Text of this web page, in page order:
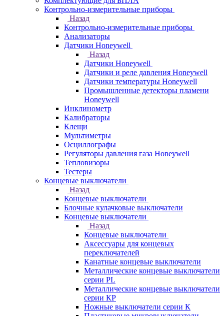
Контрольно-измерительные приборы
Назад
Контрольно-измерительные приборы
Анализаторы
Датчики Honeywell
Назад
Датчики Honeywell
Датчики и реле давления Honeywell
Датчики температуры Honeywell
Промышленные детекторы пламени
Honeywell
Инклинометр
Калибраторы
Клещи
Мультиметры
Осциллографы
Регуляторы давления газа Honeywell
Тепловизоры
Тестеры
Концевые выключатели
Назад
Концевые выключатели
Блочные кулачковые выключатели
Концевые выключатели
Назад
Концевые выключатели
Аксессуары для концевых
переключателей
Канатные концевые выключатели
Металлические концевые выключатели
серии PL
Металлические концевые выключатели
серии КP
Ножные выключатели серии К